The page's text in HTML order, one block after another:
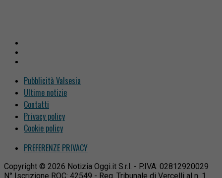
Pubblicità Valsesia
Ultime notizie
Contatti
Privacy policy
Cookie policy
PREFERENZE PRIVACY
Copyright © 2026 Notizia Oggi.it S.r.l. - P.IVA: 02812920029
N° Iscrizione ROC: 42549 - Reg. Tribunale di Vercelli al n. 1